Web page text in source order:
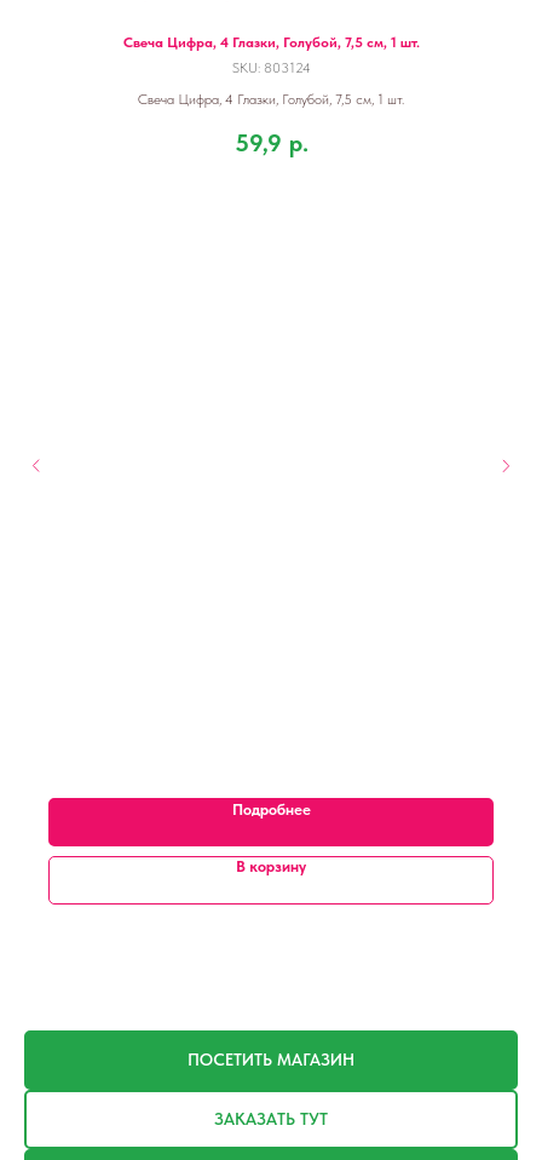
Свеча Цифра, 4 Глазки, Голубой, 7,5 см, 1 шт.
SKU: 803124
Свеча Цифра, 4 Глазки, Голубой, 7,5 см, 1 шт.
59,9 р.
Подробнее
В корзину
ПОСЕТИТЬ МАГАЗИН
ЗАКАЗАТЬ ТУТ